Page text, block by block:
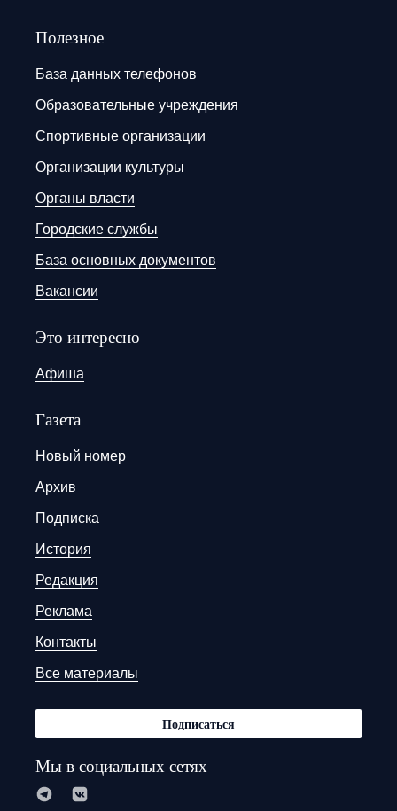
Полезное
База данных телефонов
Образовательные учреждения
Спортивные организации
Организации культуры
Органы власти
Городские службы
База основных документов
Вакансии
Это интересно
Афиша
Газета
Новый номер
Архив
Подписка
История
Редакция
Реклама
Контакты
Все материалы
Подписаться
Мы в социальных сетях